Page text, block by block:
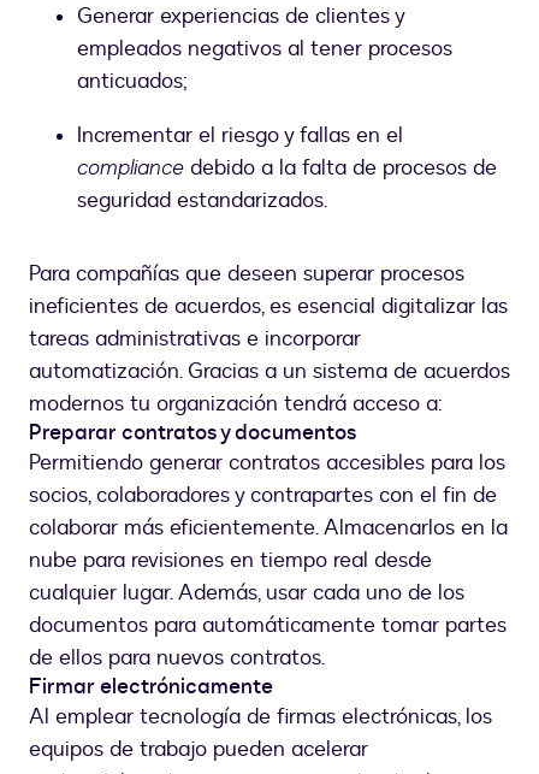
Generar experiencias de clientes y
empleados negativos al tener procesos
anticuados;
Incrementar el riesgo y fallas en el
compliance debido a la falta de procesos de
seguridad estandarizados.
Para compañías que deseen superar procesos
ineficientes de acuerdos, es esencial digitalizar las
tareas administrativas e incorporar
automatización. Gracias a un sistema de acuerdos
modernos tu organización tendrá acceso a:
Preparar contratos y documentos
Permitiendo generar contratos accesibles para los
socios, colaboradores y contrapartes con el fin de
colaborar más eficientemente. Almacenarlos en la
nube para revisiones en tiempo real desde
cualquier lugar. Además, usar cada uno de los
documentos para automáticamente tomar partes
de ellos para nuevos contratos.
Firmar electrónicamente
Al emplear tecnología de firmas electrónicas, los
equipos de trabajo pueden acelerar